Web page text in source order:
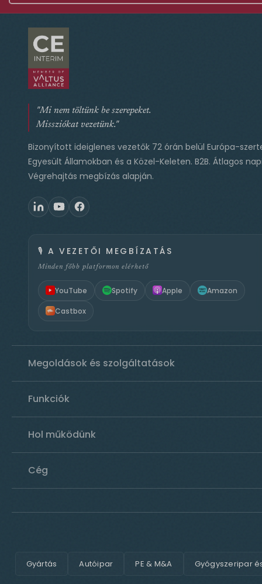
"Mi nem töltünk be szerepeket.
Missziókat vezetünk."
Bizonyított ideiglenes vezetők 72 órán belül Európa-
Egyesült Államokban és a Közel-Keleten. B2B. Átlagos
Végrehajtás megbízás alapján.
🎙️ A VEZETŐI MEGBÍZATÁS
Minden főbb platformon elérhető
YouTube Spotify Apple Amazon
Castbox
Megoldások és szolgáltatások
Funkciók
Hol működünk
Cég
Gyártás Autóipar PE & M&A Gyógyszeripar